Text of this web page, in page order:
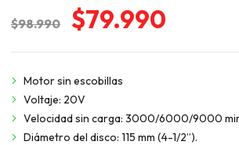
$98.990
El
original
era:
$98.990.
$79.990
Motor sin escobillas
Voltaje: 20V
Velocidad sin carga: 3000/6000/9000
Diámetro del disco: 115 mm (4-1/2”).